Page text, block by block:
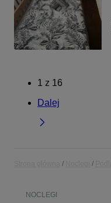
1 z 16
Dalej
NOCLEGI